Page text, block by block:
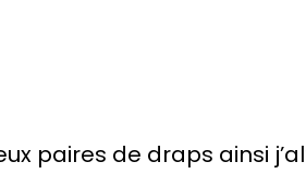
de ma 3è commande